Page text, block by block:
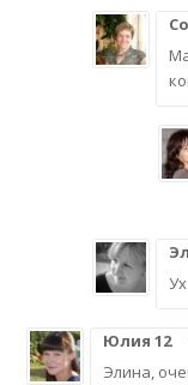
Юлия 12
Элина,